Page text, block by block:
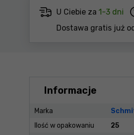
U Ciebie za 1-3 dni
Dostawa gratis już
Informacje
Marka
Ilość w opakowaniu
25